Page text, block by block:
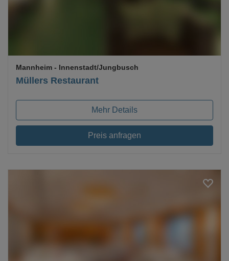
Müllers Restaurant
Mannheim - Innenstadt/Jungbusch
Mehr Details
Preis anfragen